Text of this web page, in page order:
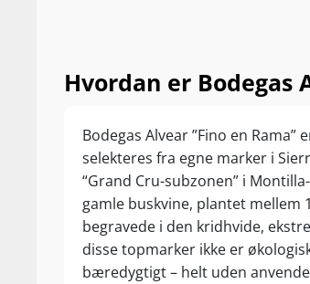
Hvordan er Bodegas
Bodegas Alvear ”Fino en Rama”
selekteres fra egne marker i
“Grand Cru-subzonen” i
gamle buskvine, plantet mellem
begravede i den kridhvide,
disse topmarker ikke er
bæredygtigt – helt uden